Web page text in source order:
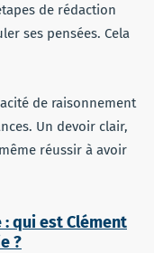
de rédaction
ses pensées. Cela
de raisonnement
Un devoir clair,
réussir à avoir
qui est Clément
?